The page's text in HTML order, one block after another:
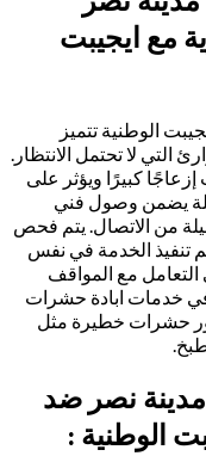
مع ايجيبت
الوطنية تتميز
التي لا تحتمل الانتظار.
كبيرًا ويؤثر على
يضمن وصول فني
من الاتصال. يتم فحص
تنفيذ الخدمة في نفس
التعامل مع المواقف
في خدمات ابادة حشرات
حشرات خطيرة مثل
مدينة نصر ضد
الوطنية :